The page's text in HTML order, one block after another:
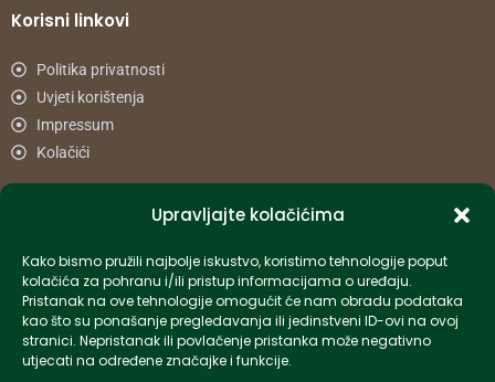
Upravljajte kolačićima
Kako bismo pružili najbolje iskustvo, koristimo tehnologije poput
kolačića za pohranu i/ili pristup informacijama o uređaju.
Pristanak na ove tehnologije omogućit će nam obradu podataka
kao što su ponašanje pregledavanja ili jedinstveni ID-ovi na ovoj
stranici. Nepristanak ili povlačenje pristanka može negativno
utjecati na određene značajke i funkcije.
Korisni linkovi
Politika privatnosti
Uvjeti korištenja
Impressum
Kolačići
Reklamacije i povrat
Informacije
info-hr@kettner.com